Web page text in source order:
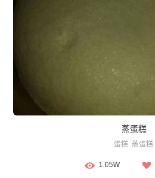
蒸蛋糕
蛋糕 蒸蛋糕
1.05W